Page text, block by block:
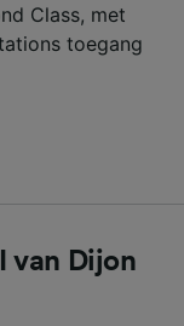
Class, met
toegang
van Dijon